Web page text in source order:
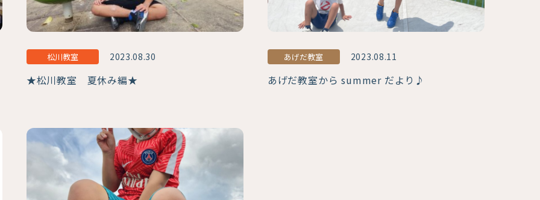
松川教室 2023.08.30
★松川教室 夏休み編★
あげだ教室 2023.08.11
あげだ教室から summer だより♪